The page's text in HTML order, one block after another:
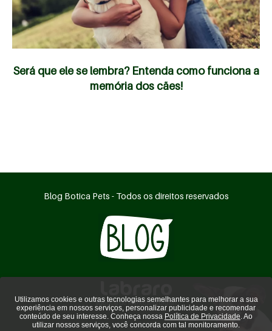
Será que ele se lembra? Entenda como funciona a
memória dos cães!
Blog Botica Pets - Todos os direitos reservados
agência de marketing digital
Utilizamos cookies e outras tecnologias semelhantes para melhorar a sua
experiência em nossos serviços, personalizar publicidade e recomendar
conteúdo de seu interesse. Conheça nossa Política de Privacidade. Ao
utilizar nossos serviços, você concorda com tal monitoramento.